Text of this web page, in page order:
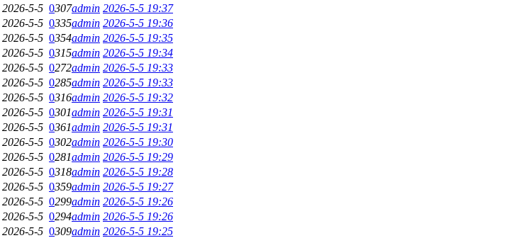
2026-5-5 0307admin 2026-5-5 19:37
2026-5-5 0335admin 2026-5-5 19:36
2026-5-5 0354admin 2026-5-5 19:35
2026-5-5 0315admin 2026-5-5 19:34
2026-5-5 0272admin 2026-5-5 19:33
2026-5-5 0285admin 2026-5-5 19:33
2026-5-5 0316admin 2026-5-5 19:32
2026-5-5 0301admin 2026-5-5 19:31
2026-5-5 0361admin 2026-5-5 19:31
2026-5-5 0302admin 2026-5-5 19:30
2026-5-5 0281admin 2026-5-5 19:29
2026-5-5 0318admin 2026-5-5 19:28
2026-5-5 0359admin 2026-5-5 19:27
2026-5-5 0299admin 2026-5-5 19:26
2026-5-5 0294admin 2026-5-5 19:26
2026-5-5 0309admin 2026-5-5 19:25